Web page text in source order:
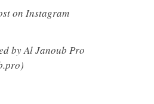
on Instagram
by Al Janoub Pro